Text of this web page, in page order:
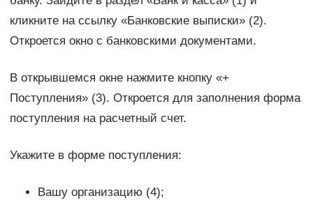
кликните на ссылку «Банковские выписки» (2).
Откроется окно с банковскими документами.
В открывшемся окне нажмите кнопку «+
Поступления» (3). Откроется для заполнения форма
поступления на расчетный счет.
Укажите в форме поступления:
Вашу организацию (4);